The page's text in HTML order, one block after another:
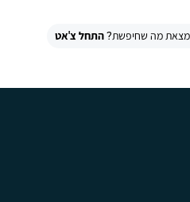
מצאת מה שחיפשת?התחל צ'אט